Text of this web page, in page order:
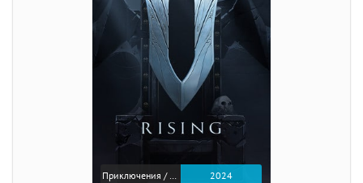
Приключения / Экшен 2024